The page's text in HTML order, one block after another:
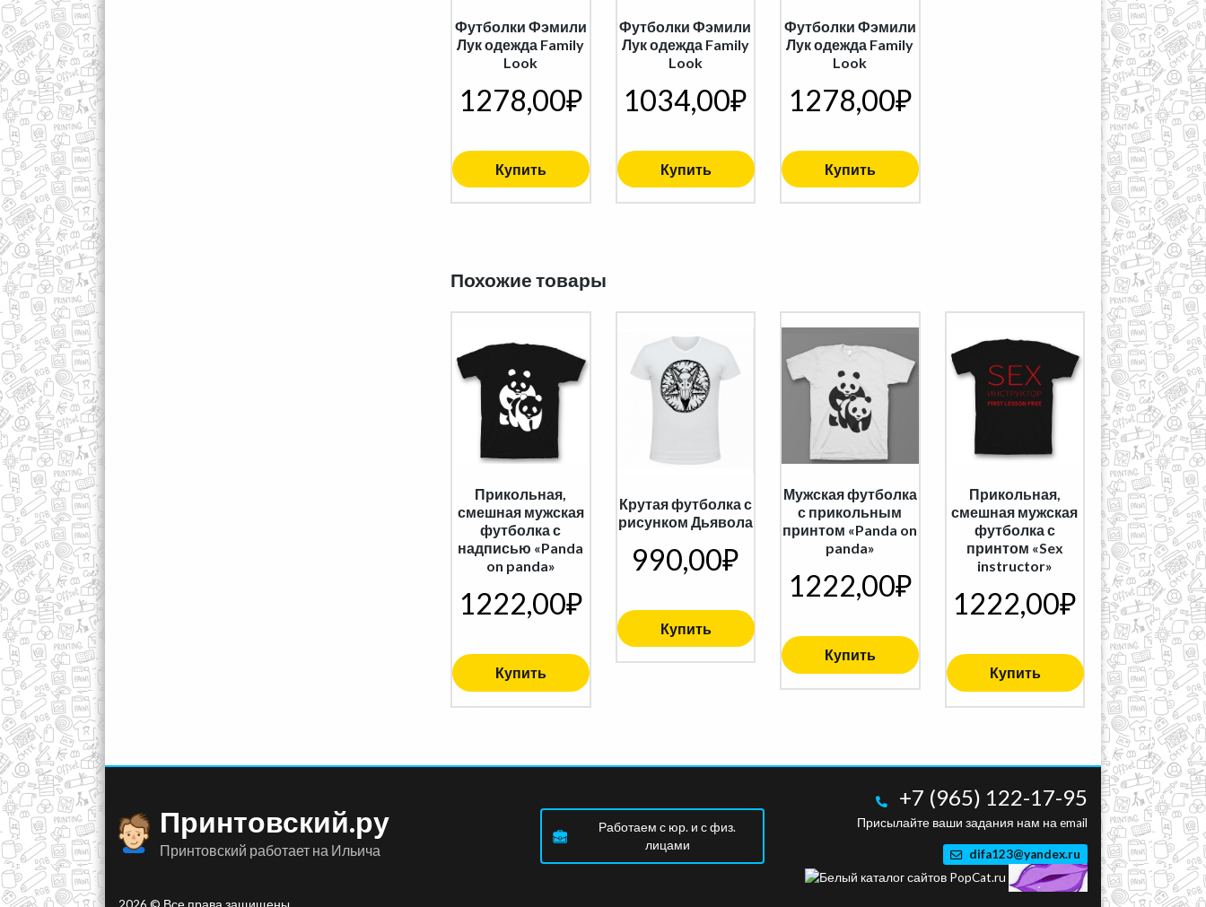
Футболки Фэмили
Лук одежда Family
Look
1278,00₽
Купить
Футболки Фэмили
Лук одежда Family
Look
1034,00₽
Купить
Футболки Фэмили
Лук одежда Family
Look
1278,00₽
Купить
Похожие товары
Прикольная,
смешная мужская
футболка с
надписью «Panda
on panda»
1222,00₽
Купить
Крутая футболка с
рисунком Дьявола
990,00₽
Купить
Мужская футболка
с прикольным
принтом «Panda on
panda»
1222,00₽
Купить
Прикольная,
смешная мужская
футболка с
принтом «Sex
instructor»
1222,00₽
Купить
Принтовский.ру
Принтовский работает на Ильича
Работаем с юр. и с физ.
лицами
+7 (965) 122-17-95
Присылайте ваши задания нам на email
difa123@yandex.ru
2026 © Все права защищены